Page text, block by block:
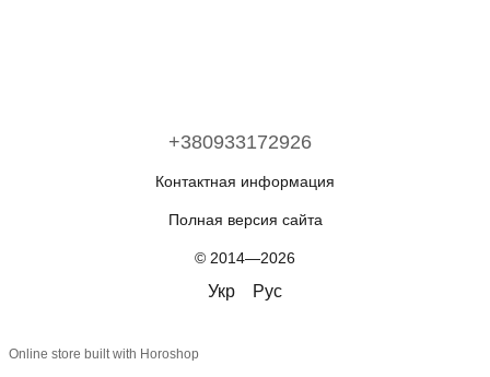
+380933172926
Контактная информация
Полная версия сайта
© 2014—2026
Укр Рус
Online store built with Horoshop